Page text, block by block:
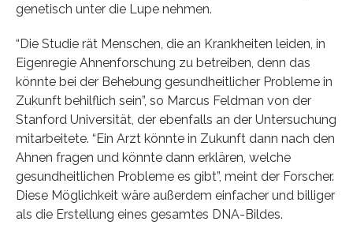
genetisch unter die Lupe nehmen.
“Die Studie rät Menschen, die an Krankheiten leiden, in
Eigenregie Ahnenforschung zu betreiben, denn das
könnte bei der Behebung gesundheitlicher Probleme in
Zukunft behilflich sein”, so Marcus Feldman von der
Stanford Universität, der ebenfalls an der Untersuchung
mitarbeitete. “Ein Arzt könnte in Zukunft dann nach den
Ahnen fragen und könnte dann erklären, welche
gesundheitlichen Probleme es gibt”, meint der Forscher.
Diese Möglichkeit wäre außerdem einfacher und billiger
als die Erstellung eines gesamtes DNA-Bildes.